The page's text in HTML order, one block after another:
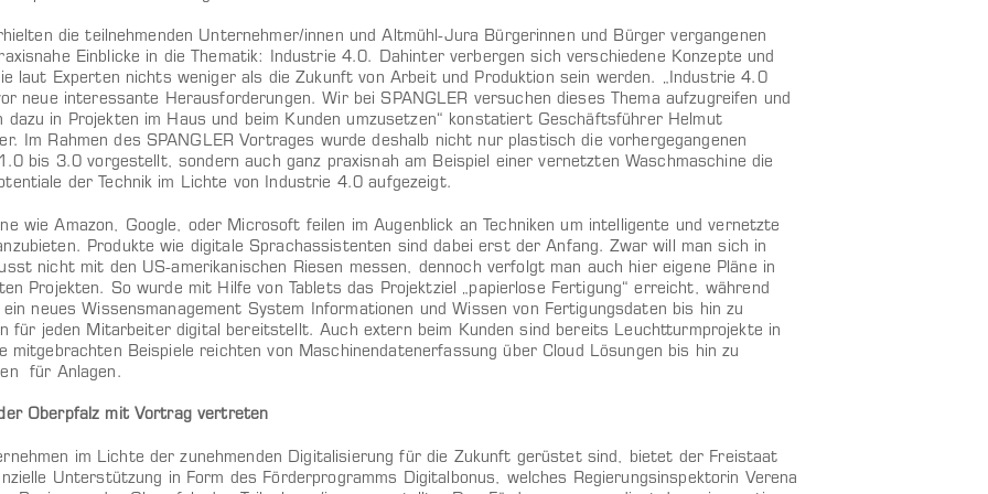
die teilnehmenden Unternehmer/innen und Altmühl-Jura Bürgerinnen und Bürger vergangenen
Einblicke in die Thematik: Industrie 4.0. Dahinter verbergen sich verschiedene Konzepte und
laut Experten nichts weniger als die Zukunft von Arbeit und Produktion sein werden. „Industrie 4.0
neue interessante Herausforderungen. Wir bei SPANGLER versuchen dieses Thema aufzugreifen und
dazu in Projekten im Haus und beim Kunden umzusetzen“ konstatiert Geschäftsführer Helmut
Im Rahmen des SPANGLER Vortrages wurde deshalb nicht nur plastisch die vorhergegangenen
bis 3.0 vorgestellt, sondern auch ganz praxisnah am Beispiel einer vernetzten Waschmaschine die
der Technik im Lichte von Industrie 4.0 aufgezeigt.
wie Amazon, Google, oder Microsoft feilen im Augenblick an Techniken um intelligente und vernetzte
Produkte wie digitale Sprachassistenten sind dabei erst der Anfang. Zwar will man sich in
nicht mit den US-amerikanischen Riesen messen, dennoch verfolgt man auch hier eigene Pläne in
Projekten. So wurde mit Hilfe von Tablets das Projektziel „papierlose Fertigung“ erreicht, während
ein neues Wissensmanagement System Informationen und Wissen von Fertigungsdaten bis hin zu
für jeden Mitarbeiter digital bereitstellt. Auch extern beim Kunden sind bereits Leuchtturmprojekte in
mitgebrachten Beispiele reichten von Maschinendatenerfassung über Cloud Lösungen bis hin zu
für Anlagen.
Oberpfalz mit Vortrag vertreten
im Lichte der zunehmenden Digitalisierung für die Zukunft gerüstet sind, bietet der Freistaat
Unterstützung in Form des Förderprogramms Digitalbonus, welches Regierungsinspektorin Verena